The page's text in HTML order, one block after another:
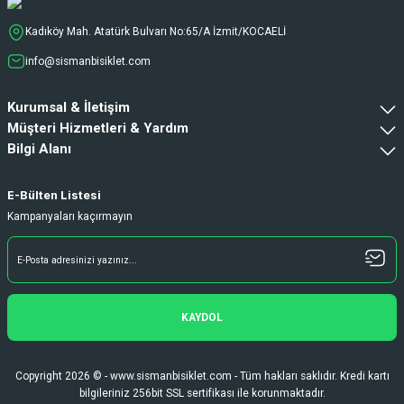
Ürün oldukça hızlı bir şekilde elime geçti.
Ve sorunsuzdu.
sorunsuz elime ulaştı ürünler kaliteli
duruyor koltuk zaten full konfor
Gökhan Türkekul | 22/06/2026
Her şey kusursuzdu çok memnun kaldım
alışveriş yapacağım
Deneyimini Paylaş Diğer yorumları göster
Kadıköy Mah. Atatürk Bulvarı No:65/A İzmit/KOCAELİ
info@sismanbisiklet.com
Kurumsal & İletişim
Müşteri Hizmetleri & Yardım
Bilgi Alanı
E-Bülten Listesi
Kampanyaları kaçırmayın
KAYDOL
Copyright 2026 © - www.sismanbisiklet.com - Tüm hakları saklıdır. Kredi kartı
bilgileriniz 256bit SSL sertifikası ile korunmaktadır.